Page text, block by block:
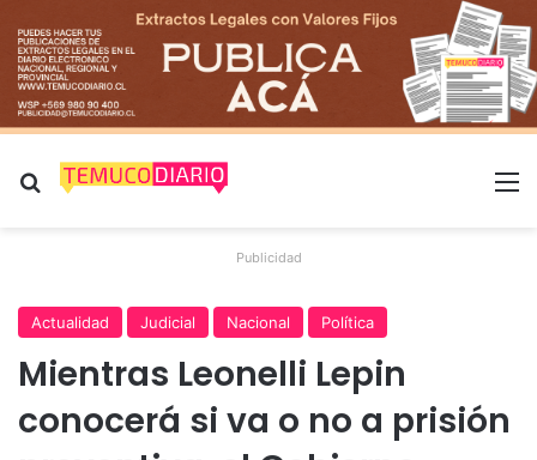
Buscar por
Publicidad
Actualidad Judicial Nacional Política
Mientras Leonelli Lepin
conocerá si va o no a prisión